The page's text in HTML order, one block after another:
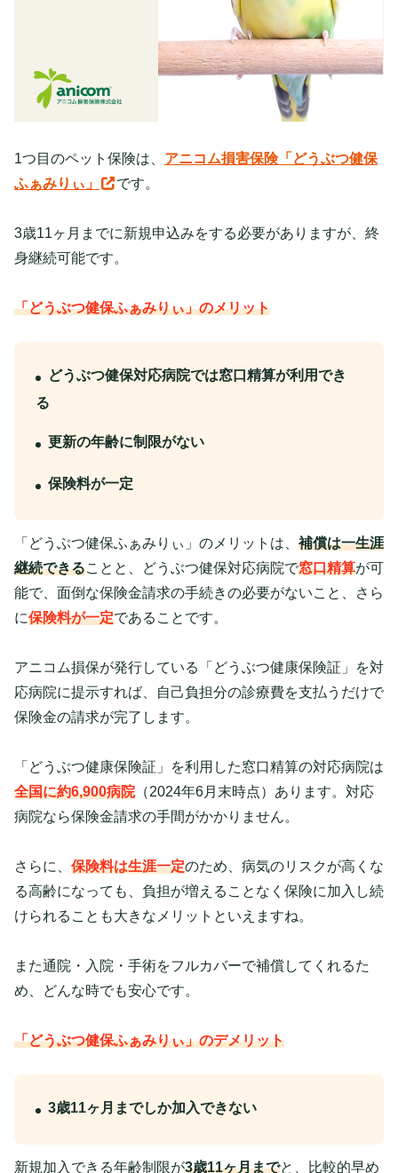
1つ目のペット保険は、 アニコム損害保険「どうぶつ健保
ふぁみりぃ」
です。
3歳11ヶ月までに新規申込みをする必要がありますが、終
身継続可能です。
「どうぶつ健保ふぁみりぃ」のメリット
どうぶつ健保対応病院では窓口精算が利用でき
る
更新の年齢に制限がない
保険料が一定
「どうぶつ健保ふぁみりぃ」のメリットは、 補償は一生涯
継続できることと、どうぶつ健保対応病院で窓口精算が可
能で、面倒な保険金請求の手続きの必要がないこと、さら
に保険料が一定であることです。
アニコム損保が発行している「どうぶつ健康保険証」を対
応病院に提示すれば、自己負担分の診療費を支払うだけで
保険金の請求が完了します。
「どうぶつ健康保険証」を利用した窓口精算の対応病院は
全国に約6,900病院（2024年6月末時点）あります。対応
病院なら保険金請求の手間がかかりません。
さらに、 保険料は生涯一定のため、病気のリスクが高くな
る高齢になっても、負担が増えることなく保険に加入し続
けられることも大きなメリットといえますね。
また通院・入院・手術をフルカバーで補償してくれるた
め、どんな時でも安心です。
「どうぶつ健保ふぁみりぃ」のデメリット
3歳11ヶ月までしか加入できない
新規加入できる年齢制限が3歳11ヶ月までと、比較的早め